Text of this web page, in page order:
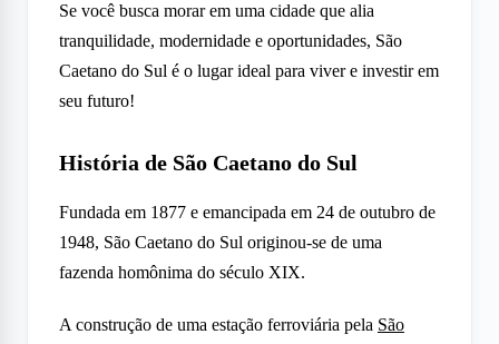
Se você busca morar em uma cidade que alia
tranquilidade, modernidade e oportunidades, São
Caetano do Sul é o lugar ideal para viver e investir em
seu futuro!
História de São Caetano do Sul
Fundada em 1877 e emancipada em 24 de outubro de
1948, São Caetano do Sul originou-se de uma
fazenda homônima do século XIX.
A construção de uma estação ferroviária pela São